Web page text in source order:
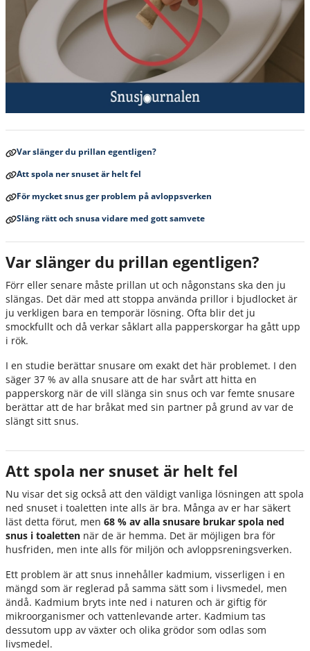
Var slänger du prillan egentligen?
Att spola ner snuset är helt fel
För mycket snus ger problem på avloppsverken
Släng rätt och snusa vidare med gott samvete
Var slänger du prillan egentligen?
Förr eller senare måste prillan ut och någonstans ska den ju
slängas. Det där med att stoppa använda prillor i bjudlocket är
ju verkligen bara en temporär lösning. Ofta blir det ju
smockfullt och då verkar såklart alla papperskorgar ha gått upp
i rök.
I en studie berättar snusare om exakt det här problemet. I den
säger 37 % av alla snusare att de har svårt att hitta en
papperskorg när de vill slänga sin snus och var femte snusare
berättar att de har bråkat med sin partner på grund av var de
slängt sitt snus.
Att spola ner snuset är helt fel
Nu visar det sig också att den väldigt vanliga lösningen att spola
ned snuset i toaletten inte alls är bra. Många av er har säkert
läst detta förut, men 68 % av alla snusare brukar spola ned
snus i toaletten när de är hemma. Det är möjligen bra för
husfriden, men inte alls för miljön och avloppsreningsverken.
Ett problem är att snus innehåller kadmium, visserligen i en
mängd som är reglerad på samma sätt som i livsmedel, men
ändå. Kadmium bryts inte ned i naturen och är giftig för
mikroorganismer och vattenlevande arter. Kadmium tas
dessutom upp av växter och olika grödor som odlas som
livsmedel.